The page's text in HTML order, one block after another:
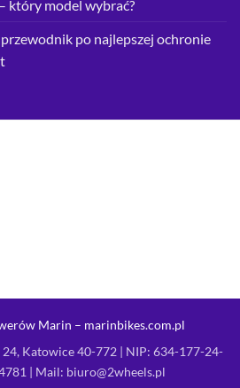
który model wybrać?
po najlepszej ochronie
Marin – marinbikes.com.pl
24, Katowice 40-772 | NIP: 634-177-24-
| Mail: biuro@2wheels.pl